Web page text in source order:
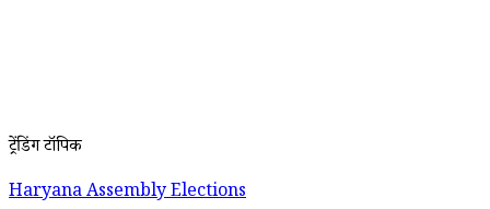
ट्रेंडिंग टॉपिक
Haryana Assembly Elections